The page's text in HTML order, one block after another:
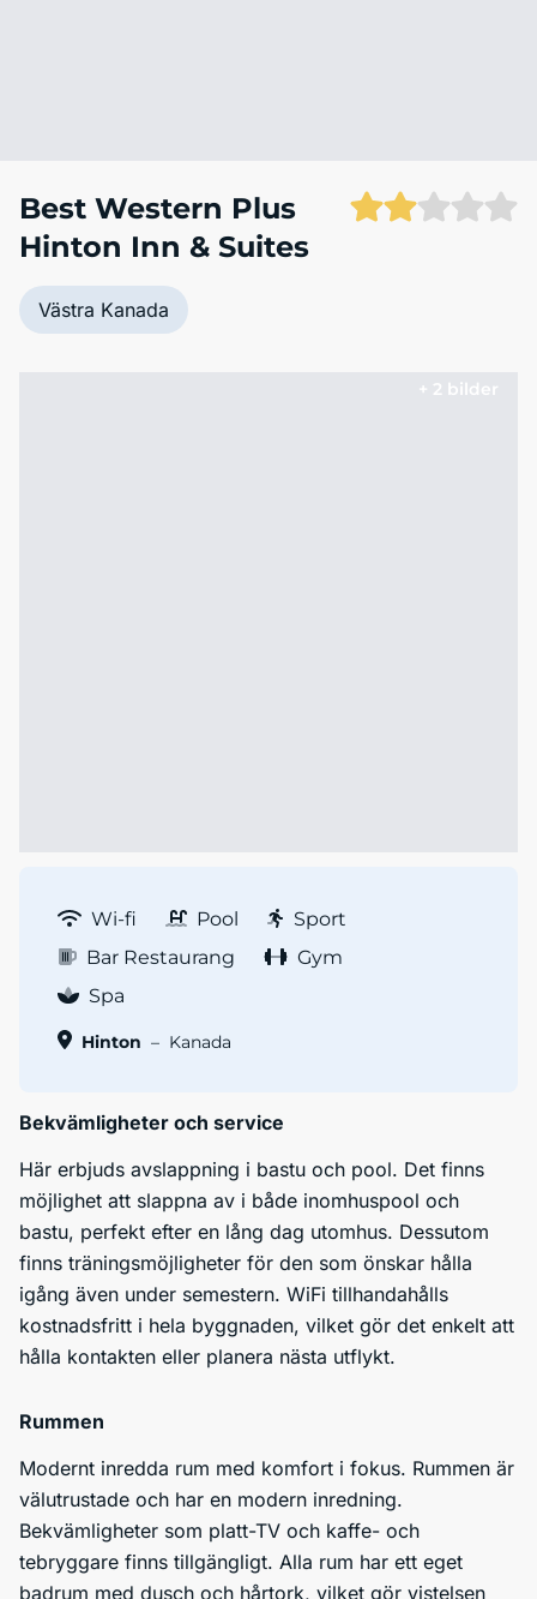
Best Western Plus
Hinton Inn & Suites
Västra Kanada
+ 2 bilder
Wi-fi Pool
Sport
Bar Restaurang
Gym
Spa
Hinton – Kanada
Bekvämligheter och service
Här erbjuds avslappning i bastu och pool. Det finns
möjlighet att slappna av i både inomhuspool och
bastu, perfekt efter en lång dag utomhus. Dessutom
finns träningsmöjligheter för den som önskar hålla
igång även under semestern. WiFi tillhandahålls
kostnadsfritt i hela byggnaden, vilket gör det enkelt att
hålla kontakten eller planera nästa utflykt.
Rummen
Modernt inredda rum med komfort i fokus. Rummen är
välutrustade och har en modern inredning.
Bekvämligheter som platt-TV och kaffe- och
tebryggare finns tillgängligt. Alla rum har ett eget
badrum med dusch och hårtork, vilket gör vistelsen